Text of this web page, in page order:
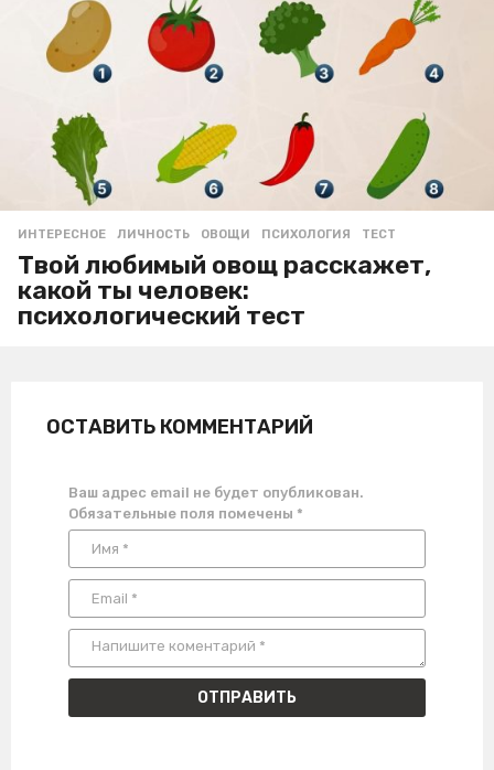
ИНТЕРЕСНОЕ ЛИЧНОСТЬ ,ОВОЩИ ,ПСИХОЛОГИЯ ,ТЕСТ
Твой любимый овощ расскажет,
какой ты человек:
психологический тест
ОСТАВИТЬ КОММЕНТАРИЙ
Ваш адрес email не будет опубликован.
Обязательные поля помечены *